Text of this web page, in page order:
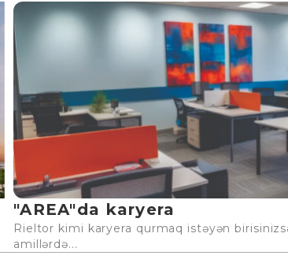
"AREA"da karyera
Rieltor kimi karyera qurmaq istəyən
amillərdə...